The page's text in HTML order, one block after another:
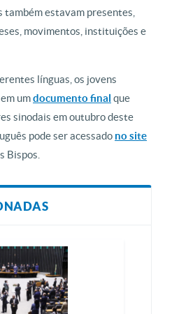
estavam presentes,
movimentos, instituições e
línguas, os jovens
umdocumento final que
sinodais em outubro deste
pode ser acessado no site
Bispos.